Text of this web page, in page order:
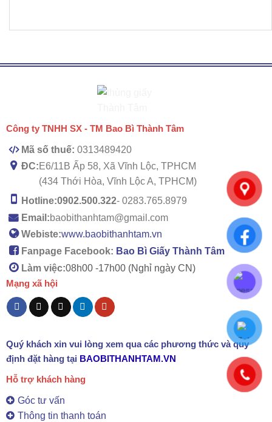
Công ty TNHH SX - TM Bao Bì Thành Tâm
Mã số thuế: 0313489420
ĐC:E6/11B Ấp 58, Xã Vĩnh Lộc, TPHCM
(434 Thới Hòa, Vĩnh Lộc A, TPHCM)
Hotline:0902.500.322- 0283.765.8979
Email:baobithanhtam@gmail.com
Webiste:www.baobithanhtam.vn
Fanpage Facebook: Bao Bì Giấy Thành Tâm
Làm việc:08h00 -17h00 (Nghỉ ngày CN)
Mạng xã hội
Quý khách xin vui lòng xem qua các phương thức và quy
định đặt hàng tại BAOBITHANHTAM.VN
Hỗ trợ khách hàng
Góc tư vấn
Thông tin thanh toán